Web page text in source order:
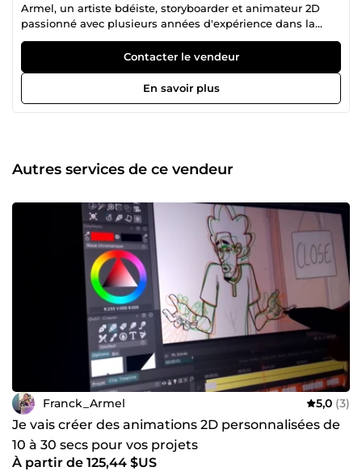
Armel, un artiste bdéiste, storyboarder et animateur 2D
passionné avec plusieurs années d'expérience dans la
création de contenus animés captivants. Basé au Bénin, je
suis également le fondateur de Dreams Frames Studio, un
studio dédié à la mise en valeur des cultures africaines à
travers des récits visuels innovants. Mon expertise : ✅
Animation 2D traditionnelle et numérique. ✅ Création de
Transformer vos idées en animations mémorables qui
marquent les esprits. Qu'il s'agisse d'un projet éducatif,
unique et de qualité. ✨ Pourquoi travailler avec moi ?
Créativité et authenticité garanties. Une communication
claire et un respect des délais. Une approche collaborative
pour répondre au mieux à vos besoins. 🚀 Prêt à donner vie
à vos projets ? Contactez-moi dès aujourd'hui, et créons
ensemble une animation qui fera la différence !✅
Contacter le vendeur
En savoir plus
Autres services de ce vendeur
Franck_Armel 5,0 (3)
Je vais créer des animations 2D personnalisées de
10 à 30 secs pour vos projets
À partir de 125,44 $US